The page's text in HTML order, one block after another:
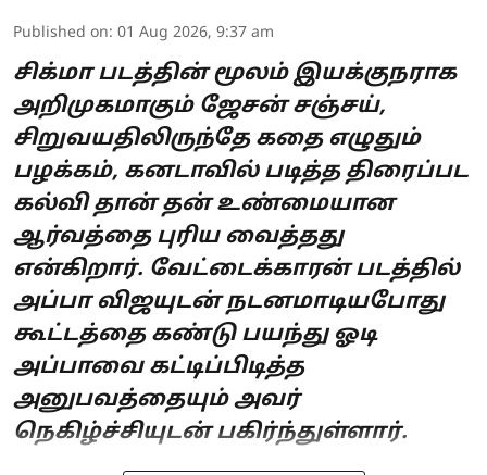
Published on: 01 Aug 2026, 9:37 am
சிக்மா படத்தின் மூலம் இயக்குநராக
அறிமுகமாகும் ஜேசன் சஞ்சய்,
சிறுவயதிலிருந்தே கதை எழுதும்
பழக்கம், கனடாவில் படித்த திரைப்பட
கல்வி தான் தன் உண்மையான
ஆர்வத்தை புரிய வைத்தது
என்கிறார். வேட்டைக்காரன் படத்தில்
அப்பா விஜயுடன் நடனமாடியபோது
கூட்டத்தை கண்டு பயந்து ஓடி
அப்பாவை கட்டிப்பிடித்த
அனுபவத்தையும் அவர்
நெகிழ்ச்சியுடன் பகிர்ந்துள்ளார்.